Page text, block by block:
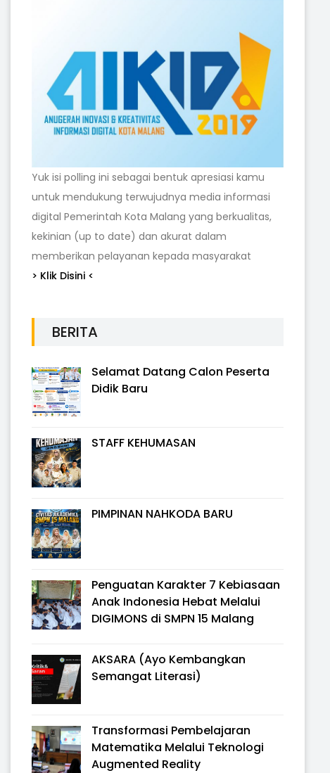
Yuk isi polling ini sebagai bentuk apresiasi kamu
untuk mendukung terwujudnya media informasi
digital Pemerintah Kota Malang yang berkualitas,
kekinian (up to date) dan akurat dalam
memberikan pelayanan kepada masyarakat
> Klik Disini <
BERITA
Selamat Datang Calon Peserta
Didik Baru
STAFF KEHUMASAN
PIMPINAN NAHKODA BARU
Penguatan Karakter 7 Kebiasaan
Anak Indonesia Hebat Melalui
DIGIMONS di SMPN 15 Malang
AKSARA (Ayo Kembangkan
Semangat Literasi)
Transformasi Pembelajaran
Matematika Melalui Teknologi
Augmented Reality